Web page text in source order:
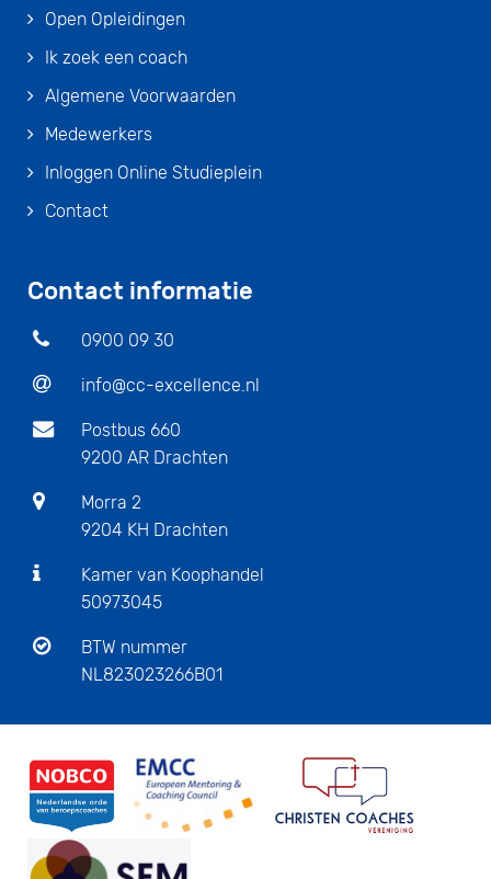
Open Opleidingen
Ik zoek een coach
Algemene Voorwaarden
Medewerkers
Inloggen Online Studieplein
Contact
Contact informatie
0900 09 30
info@cc-excellence.nl
Postbus 660
9200 AR Drachten
Morra 2
9204 KH Drachten
Kamer van Koophandel
50973045
BTW nummer
NL823023266B01